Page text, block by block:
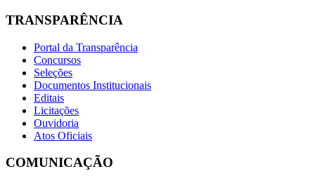
TRANSPARÊNCIA
Portal da Transparência
Concursos
Seleções
Documentos Institucionais
Editais
Licitações
Ouvidoria
Atos Oficiais
COMUNICAÇÃO